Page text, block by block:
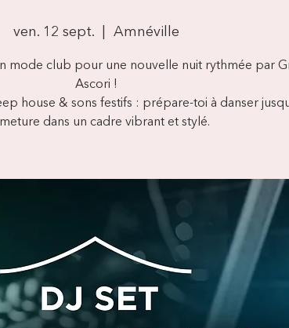
ven. 12 sept. Amnéville
mode club pour une nouvelle nuit rythmée par
Ascori !
house & sons festifs : prépare-toi à danser
dans un cadre vibrant et stylé.